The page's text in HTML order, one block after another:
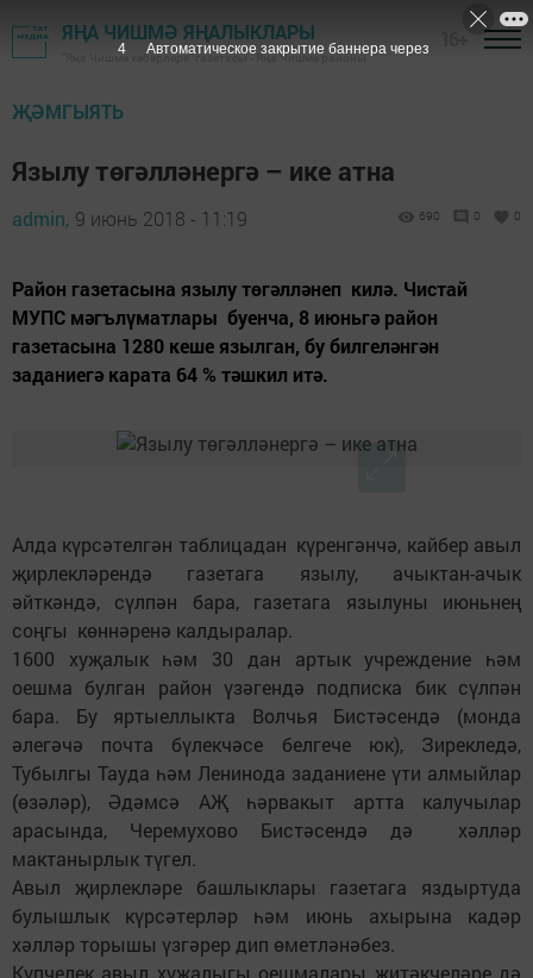
ЯҢА ЧИШМӘ ЯҢАЛЫКЛАРЫ
"Яңа Чишмә хәбәрләре" газетасы - Яңа Чишмә районы
ҖӘМГЫЯТЬ
Язылу төгәлләнергә – ике атна
admin, 9 июнь 2018 - 11:19 690 0 0
Район газетасына язылу төгәлләнеп килә. Чистай
МУПС мәгълүматлары буенча, 8 июньгә район
газетасына 1280 кеше язылган, бу билгеләнгән
заданиегә карата 64 % тәшкил итә.
Алда күрсәтелгән таблицадан күренгәнчә, кайбер авыл
җирлекләрендә газетага язылу, ачыктан-ачык
әйткәндә, сүлпән бара, газетага язылуны июньнең
соңгы көннәренә калдыралар.
1600 хуҗалык һәм 30 дан артык учреждение һәм
оешма булган район үзәгендә подписка бик сүлпән
бара. Бу яртыеллыкта Волчья Бистәсендә (монда
әлегәчә почта бүлекчәсе белгече юк), Зирекледә,
Тубылгы Тауда һәм Ленинода заданиене үти алмыйлар
(өзәләр), Әдәмсә АҖ һәрвакыт артта калучылар
арасында, Черемухово Бистәсендә дә хәлләр
мактанырлык түгел.
Авыл җирлекләре башлыклары газетага яздыртуда
булышлык күрсәтерләр һәм июнь ахырына кадәр
хәлләр торышы үзгәрер дип өметләнәбез.
Күпчелек авыл хуҗалыгы оешмалары җитәкчеләре дә
3 Автоматическое закрытие баннера через